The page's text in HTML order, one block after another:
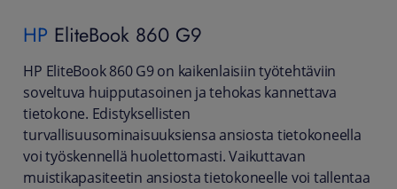
HP EliteBook 860 G9
HP EliteBook 860 G9 on kaikenlaisiin työtehtäviin
soveltuva huipputasoinen ja tehokas kannettava
tietokone. Edistyksellisten
turvallisuusominaisuuksiensa ansiosta tietokoneella
voi työskennellä huolettomasti. Vaikuttavan
muistikapasiteetin ansiosta tietokoneelle voi tallentaa